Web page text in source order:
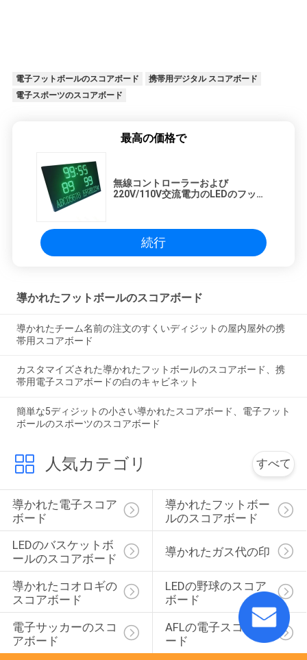
電子フットボールのスコアボード
携帯用デジタル スコアボード
電子スポーツのスコアボード
最高の価格で
無線コントローラーおよび
220V/110V交流電力のLEDのフット
続行
導かれたフットボールのスコアボード
導かれたチーム名前の注文のすくいディジットの屋内屋外の携
帯用スコアボード
カスタマイズされた導かれたフットボールのスコアボード、携
帯用電子スコアボードの白のキャビネット
簡単な5ディジットの小さい導かれたスコアボード、電子フット
ボールのスポーツのスコアボード
人気カテゴリ すべて
導かれた電子スコア
ボード
導かれたフットボー
ルのスコアボード
LEDのバスケットボ
ールのスコアボード
導かれたガス代の印
導かれたコオロギの
スコアボード
LEDの野球のスコア
ボード
電子サッカーのスコ
アボード
AFLの電子スコアボ
ード